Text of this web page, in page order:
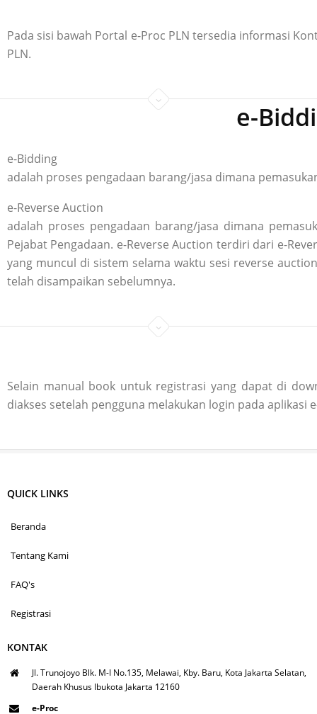
Pada sisi bawah Portal e-Proc PLN tersedia informasi
PLN.
e-
e-Bidding
adalah proses pengadaan barang/jasa dimana
e-Reverse Auction
adalah proses pengadaan barang/jasa dimana
Pejabat Pengadaan. e-Reverse Auction terdiri dari e-
yang muncul di sistem selama waktu sesi reverse
telah disampaikan sebelumnya.
Selain manual book untuk registrasi yang dapat di
diakses setelah pengguna melakukan login pada aplikasi
QUICK LINKS
Beranda
Tentang Kami
FAQ's
Registrasi
KONTAK
Jl. Trunojoyo Blk. M-I No.135, Melawai, Kby. Baru, Kota Jakarta Selatan,
Daerah Khusus Ibukota Jakarta 12160
e-Proc